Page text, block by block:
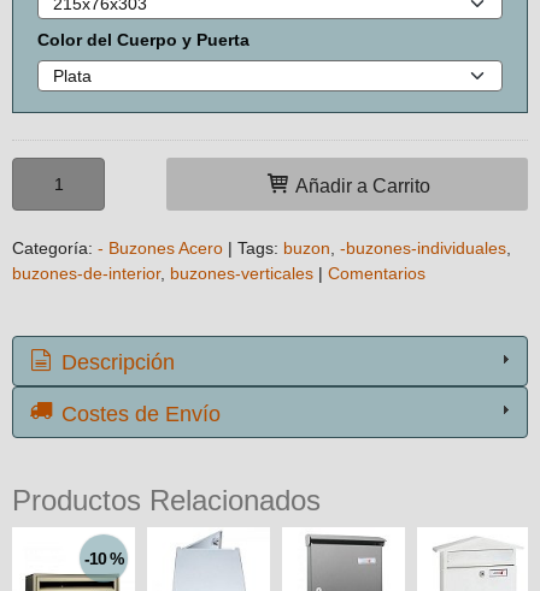
Color del Cuerpo y Puerta
Añadir a Carrito
Categoría: - Buzones Acero | Tags: buzon -buzones-individuales
buzones-de-interior buzones-verticales | Comentarios
Descripción
Costes de Envío
Productos Relacionados
-10 %